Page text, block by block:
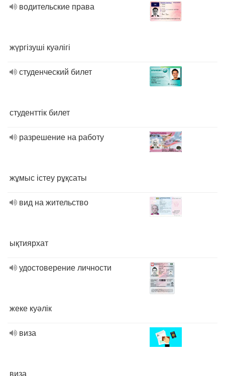
водительские права
жүргізуші куәлігі
студенческий билет
студенттік билет
разрешение на работу
жұмыс істеу рұқсаты
вид на жительство
ықтиярхат
удостоверение личности
жеке куәлік
виза
виза